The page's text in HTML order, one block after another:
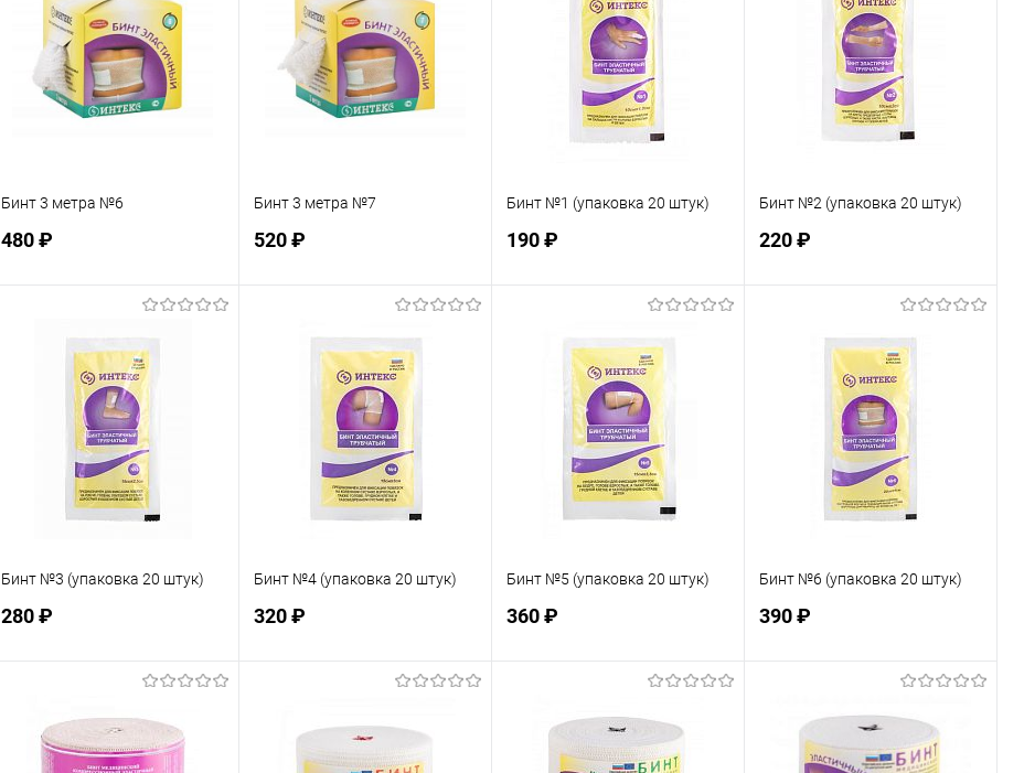
В избранное
Недоступно
В избранное
Недоступно
В избранное
Недоступно
В избранное
Недоступно
Бинт 3 метра №6
480 ₽
В избранное
Недоступно
Бинт 3 метра №7
520 ₽
В избранное
Недоступно
Бинт №1 (упаковка 20 штук)
190 ₽
В избранное
Недоступно
Бинт №2 (упаковка 20 штук)
220 ₽
В избранное
Недоступно
Бинт №3 (упаковка 20 штук)
280 ₽
В избранное
Бинт №4 (упаковка 20 штук)
320 ₽
В избранное
Бинт №5 (упаковка 20 штук)
360 ₽
В избранное
Бинт №6 (упаковка 20 штук)
390 ₽
В избранное